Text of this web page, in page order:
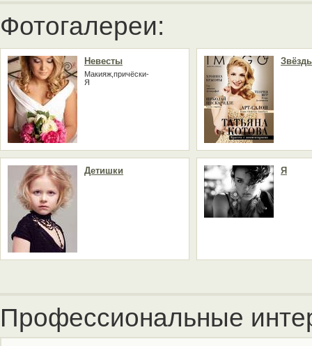
Фотогалереи:
Невесты
Макияж,причёски-
Я
Детишки Я
Профессиональные